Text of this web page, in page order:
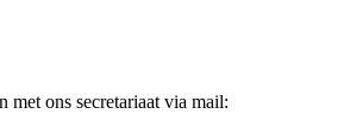
met ons secretariaat via mail: